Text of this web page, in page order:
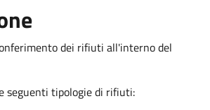
dei rifiuti all'interno del
seguenti tipologie di rifiuti: